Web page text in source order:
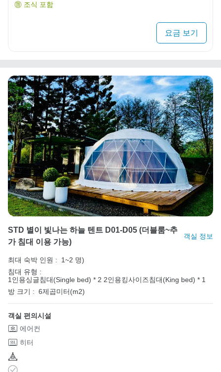
조식 포함
요금 보기
STD 별이 빛나는 하늘 텐트 D01-D05 (더블룸~추
가 침대 이용 가능)
객실 정보
최대 숙박 인원 :
1~2 명)
침대 유형 :
1인용싱글침대(Single bed) * 2 2인용킹사이즈침대(King bed) * 1
방 크기 : 6제곱미터(m2)
객실 편의시설
에어컨
히터